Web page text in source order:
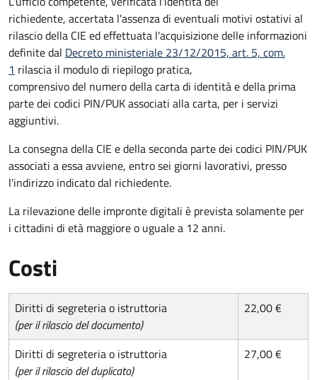
richiedente, accertata l'assenza di eventuali motivi ostativi al
rilascio della CIE ed effettuata l'acquisizione delle informazioni
definite dal Decreto ministeriale 23/12/2015, art. 5, com.
1 rilascia il modulo di riepilogo pratica,
comprensivo del numero della carta di identità e della prima
parte dei codici PIN/PUK associati alla carta, per i servizi
aggiuntivi.
La consegna della CIE e della seconda parte dei codici PIN/PUK
associati a essa avviene, entro sei giorni lavorativi, presso
l'indirizzo indicato dal richiedente.
La rilevazione delle impronte digitali è prevista solamente per
i cittadini di età maggiore o uguale a 12 anni.
Costi
Diritti di segreteria o istruttoria
(per il rilascio del documento)
22,00 €
Diritti di segreteria o istruttoria
(per il rilascio del duplicato)
27,00 €